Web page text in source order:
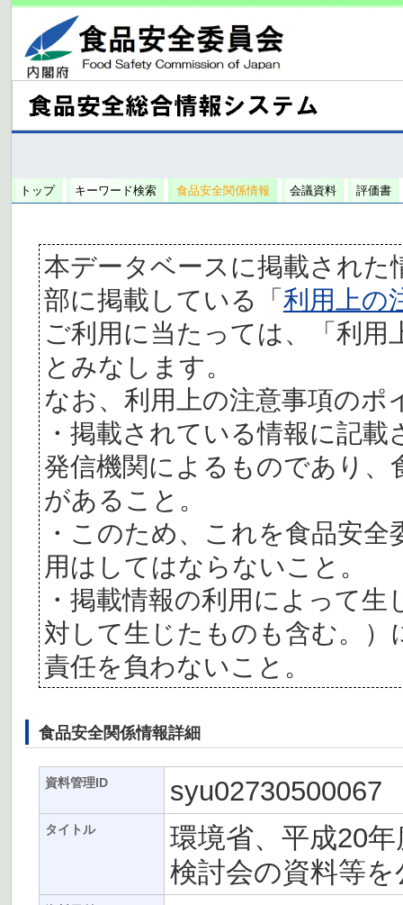
トップ キーワード検索 食品安全関係情報 会議資料 評価書
本データベースに掲載された
部に掲載している「利用上の
ご利用に当たっては、「利
とみなします。
なお、利用上の注意事項の
・掲載されている情報に記
発信機関によるものであり、
があること。
・このため、これを食品安
用はしてはならないこと。
・掲載情報の利用によって
対して生じたものも含む。
責任を負わないこと。
食品安全関係情報詳細
資料管理ID syu02730500067
タイトル
環境省、平成20
検討会の資料等を